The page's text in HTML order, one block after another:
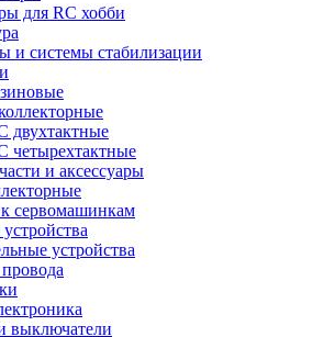
для RC хобби
и системы стабилизации
двухтактные
четырехтактные
и аксессуары
к сервомашинкам
устройства
выключатели